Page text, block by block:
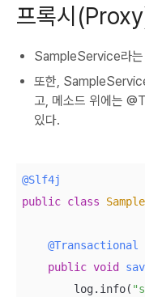
프록시
SampleService라는
또한,
고, 메소드 위에는
있다.
@Slf4j
public class
@Transactional
public void
        log.info(